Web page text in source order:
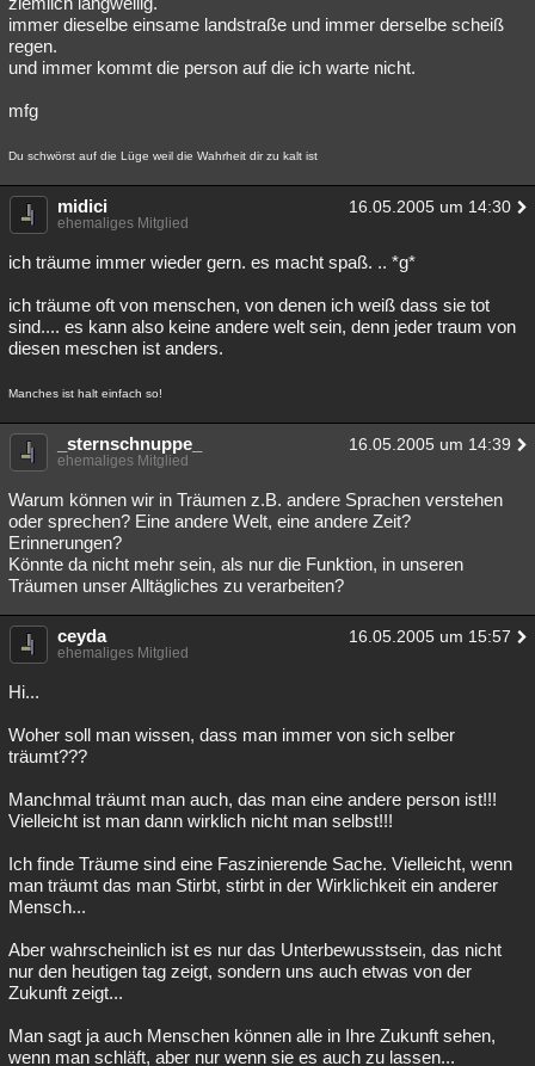
immer dieselbe einsame landstraße und immer derselbe scheiß
regen.
und immer kommt die person auf die ich warte nicht.
mfg
Du schwörst auf die Lüge weil die Wahrheit dir zu kalt ist
midici 16.05.2005 um 14:30
ehemaliges Mitglied
ich träume immer wieder gern. es macht spaß. .. *g*
ich träume oft von menschen, von denen ich weiß dass sie tot
sind.... es kann also keine andere welt sein, denn jeder traum von
diesen meschen ist anders.
Manches ist halt einfach so!
_sternschnuppe_ 16.05.2005 um 14:39
ehemaliges Mitglied
Warum können wir in Träumen z.B. andere Sprachen verstehen
oder sprechen? Eine andere Welt, eine andere Zeit?
Erinnerungen?
Könnte da nicht mehr sein, als nur die Funktion, in unseren
Träumen unser Alltägliches zu verarbeiten?
ceyda 16.05.2005 um 15:57
ehemaliges Mitglied
Hi...
Woher soll man wissen, dass man immer von sich selber
träumt???
Manchmal träumt man auch, das man eine andere person ist!!!
Vielleicht ist man dann wirklich nicht man selbst!!!
Ich finde Träume sind eine Faszinierende Sache. Vielleicht, wenn
man träumt das man Stirbt, stirbt in der Wirklichkeit ein anderer
Mensch...
Aber wahrscheinlich ist es nur das Unterbewusstsein, das nicht
nur den heutigen tag zeigt, sondern uns auch etwas von der
Zukunft zeigt...
Man sagt ja auch Menschen können alle in Ihre Zukunft sehen,
wenn man schläft, aber nur wenn sie es auch zu lassen...